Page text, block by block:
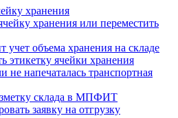
хранения
хранения или переместить
учет объема хранения на складе
этикетку ячейки хранения
не напечаталась транспортная
склада в МПФИТ
заявку на отгрузку